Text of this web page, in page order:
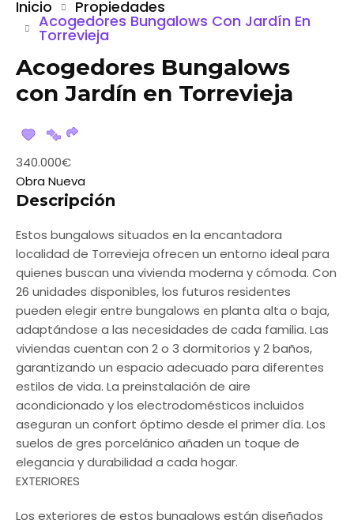
Inicio Propiedades
Acogedores Bungalows Con Jardín En
Torrevieja
Acogedores Bungalows
con Jardín en Torrevieja
340.000€
Obra Nueva
Descripción
Estos bungalows situados en la encantadora
localidad de Torrevieja ofrecen un entorno ideal para
quienes buscan una vivienda moderna y cómoda. Con
26 unidades disponibles, los futuros residentes
pueden elegir entre bungalows en planta alta o baja,
adaptándose a las necesidades de cada familia. Las
viviendas cuentan con 2 o 3 dormitorios y 2 baños,
garantizando un espacio adecuado para diferentes
estilos de vida. La preinstalación de aire
acondicionado y los electrodomésticos incluidos
aseguran un confort óptimo desde el primer día. Los
suelos de gres porcelánico añaden un toque de
elegancia y durabilidad a cada hogar.
EXTERIORES
Los exteriores de estos bungalows están diseñados